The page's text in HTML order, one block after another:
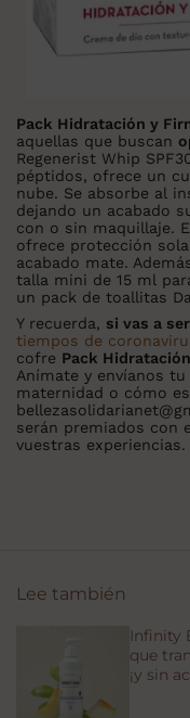
Pack Hidratación y
aquellas que buscan
Regenerist Whip
péptidos, ofrece un
nube. Se absorbe al
dejando un acabado
con o sin maquillaje.
ofrece protección
acabado mate.
talla mini de 15 ml
un pack de toallitas
Y recuerda, si vas a
tiempos de
cofre Pack
Anímate y envíanos
maternidad o cómo
serán premiados con
vuestras experiencias.
Lee también
Infinity
que
¡y sin